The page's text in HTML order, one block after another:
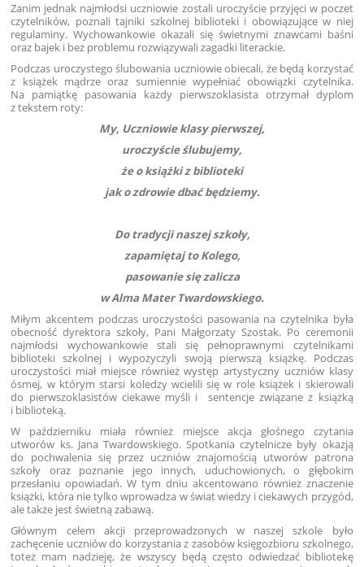
Zanim jednak najmłodsi uczniowie zostali uroczyście przyjęci w poczet
czytelników, poznali tajniki szkolnej biblioteki i obowiązujące w niej
regulaminy. Wychowankowie okazali się świetnymi znawcami baśni
oraz bajek i bez problemu rozwiązywali zagadki literackie.
Podczas uroczystego ślubowania uczniowie obiecali, że będą korzystać
z książek mądrze oraz sumiennie wypełniać obowiązki czytelnika.
Na pamiątkę pasowania każdy pierwszoklasista otrzymał dyplom
z tekstem roty:
My, Uczniowie klasy pierwszej,
uroczyście ślubujemy,
że o książki z biblioteki
jak o zdrowie dbać będziemy.
Do tradycji naszej szkoły,
zapamiętaj to Kolego,
pasowanie się zalicza
w Alma Mater Twardowskiego.
Miłym akcentem podczas uroczystości pasowania na czytelnika była
obecność dyrektora szkoły, Pani Małgorzaty Szostak. Po ceremonii
najmłodsi wychowankowie stali się pełnoprawnymi czytelnikami
biblioteki szkolnej i wypożyczyli swoją pierwszą książkę. Podczas
uroczystości miał miejsce również występ artystyczny uczniów klasy
ósmej, w którym starsi koledzy wcielili się w role książek i skierowali
do pierwszoklasistów ciekawe myśli i sentencje związane z książką
i biblioteką.
W październiku miała również miejsce akcja głośnego czytania
utworów ks. Jana Twardowskiego. Spotkania czytelnicze były okazją
do pochwalenia się przez uczniów znajomością utworów patrona
szkoły oraz poznanie jego innych, uduchowionych, o głębokim
przesłaniu opowiadań. W tym dniu akcentowano również znaczenie
książki, która nie tylko wprowadza w świat wiedzy i ciekawych przygód,
ale także jest świetną zabawą.
Głównym celem akcji przeprowadzonych w naszej szkole było
zachęcenie uczniów do korzystania z zasobów księgozbioru szkolnego,
toteż mam nadzieję, że wszyscy będą często odwiedzać bibliotekę